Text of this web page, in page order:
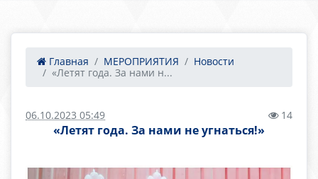
Главная МЕРОПРИЯТИЯ
Новости
«Летят года. За нами н...
06.10.2023 05:49 14
«Летят года. За нами не угнаться!»